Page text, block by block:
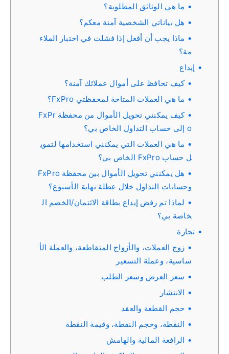
ما هي الوثائق المطلوبة؟
هل بياناتي الشخصية آمنة معكم؟
ماذا يجب أن أفعل إذا فشلت في اختبار الملاء
مة؟
إيداع
كيف تحافظ على أموال عملائك آمنة؟
ما هي العملات المتاحة لمحفظتي FxPro؟
كيف يمكنني تحويل الأموال من محفظة FxPr
o إلى حساب التداول الخاص بي؟
ما هي العملات التي يمكنني استخدامها لتموي
ل حساب FxPro الخاص بي؟
هل يمكنني تحويل الأموال بين محفظة FxPro
وحسابات التداول خلال عطلة نهاية الأسبوع؟
لماذا تم رفض إيداع بطاقة الائتمان/الخصم ال
خاصة بي؟
تجارة
زوج العملات، والأزواج المتقاطعة، والعملة الأ
ساسية، وعملة التسعير
سعر العرض وسعر الطلب
الانتشار
حجم القطعة والعقد
النقطة، وحجم النقطة، وقيمة النقطة
الرافعة المالية والهامش